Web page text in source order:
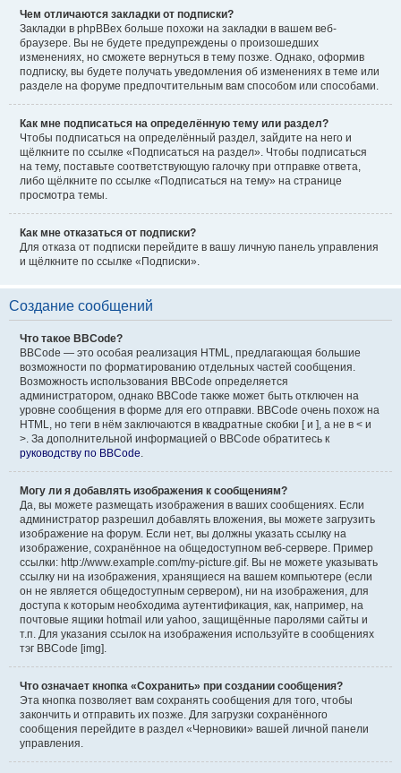
Чем отличаются закладки от подписки?
Закладки в phpBBex больше похожи на закладки в вашем веб-
браузере. Вы не будете предупреждены о произошедших
изменениях, но сможете вернуться в тему позже. Однако, оформив
подписку, вы будете получать уведомления об изменениях в теме или
разделе на форуме предпочтительным вам способом или способами.
Как мне подписаться на определённую тему или раздел?
Чтобы подписаться на определённый раздел, зайдите на него и
щёлкните по ссылке «Подписаться на раздел». Чтобы подписаться
на тему, поставьте соответствующую галочку при отправке ответа,
либо щёлкните по ссылке «Подписаться на тему» на странице
просмотра темы.
Как мне отказаться от подписки?
Для отказа от подписки перейдите в вашу личную панель управления
и щёлкните по ссылке «Подписки».
Создание сообщений
Что такое BBCode?
BBCode — это особая реализация HTML, предлагающая большие
возможности по форматированию отдельных частей сообщения.
Возможность использования BBCode определяется
администратором, однако BBCode также может быть отключен на
уровне сообщения в форме для его отправки. BBCode очень похож на
HTML, но теги в нём заключаются в квадратные скобки [ и ], а не в < и
>. За дополнительной информацией о BBCode обратитесь к
руководству по BBCode
Могу ли я добавлять изображения к сообщениям?
Да, вы можете размещать изображения в ваших сообщениях. Если
администратор разрешил добавлять вложения, вы можете загрузить
изображение на форум. Если нет, вы должны указать ссылку на
изображение, сохранённое на общедоступном веб-сервере. Пример
ссылки: http://www.example.com/my-picture.gif. Вы не можете указывать
ссылку ни на изображения, хранящиеся на вашем компьютере (если
он не является общедоступным сервером), ни на изображения, для
доступа к которым необходима аутентификация, как, например, на
почтовые ящики hotmail или yahoo, защищённые паролями сайты и
т.п. Для указания ссылок на изображения используйте в сообщениях
тэг BBCode [img].
Что означает кнопка «Сохранить» при создании сообщения?
Эта кнопка позволяет вам сохранять сообщения для того, чтобы
закончить и отправить их позже. Для загрузки сохранённого
сообщения перейдите в раздел «Черновики» вашей личной панели
управления.